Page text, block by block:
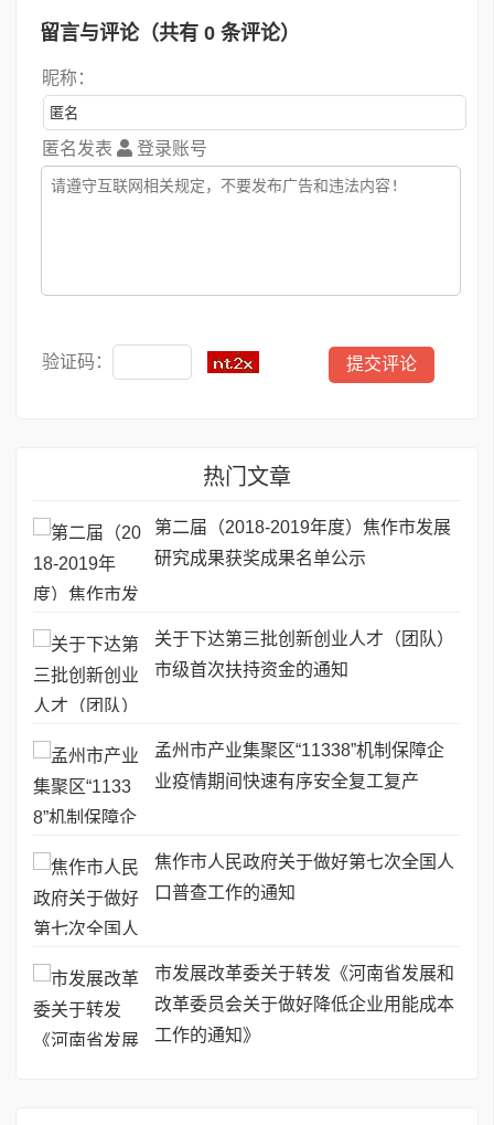
留言与评论（共有 0 条评论）
昵称：
匿名发表 登录账号
验证码：
热门文章
第二届（2018-2019年度）焦作市发展
研究成果获奖成果名单公示
关于下达第三批创新创业人才（团队）
市级首次扶持资金的通知
孟州市产业集聚区“11338”机制保障企
业疫情期间快速有序安全复工复产
焦作市人民政府关于做好第七次全国人
口普查工作的通知
市发展改革委关于转发《河南省发展和
改革委员会关于做好降低企业用能成本
工作的通知》